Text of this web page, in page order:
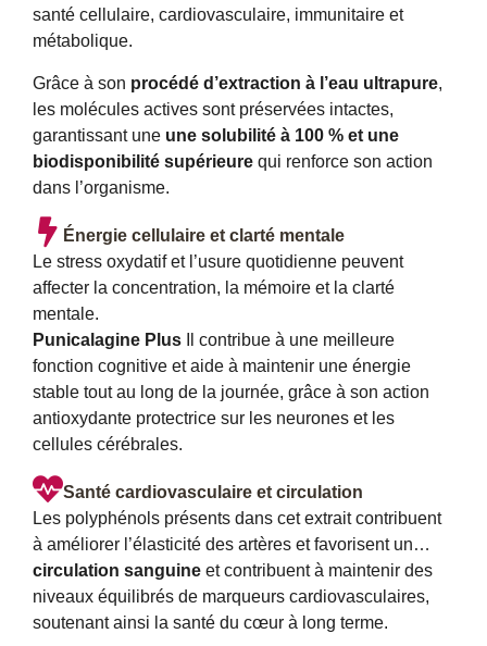
santé cellulaire, cardiovasculaire, immunitaire et
métabolique.
Grâce à son procédé d’extraction à l’eau ultrapure,
les molécules actives sont préservées intactes,
garantissant une une solubilité à 100 % et une
biodisponibilité supérieure qui renforce son action
dans l’organisme.
Énergie cellulaire et clarté mentale
Le stress oxydatif et l’usure quotidienne peuvent
affecter la concentration, la mémoire et la clarté
mentale.
Punicalagine Plus Il contribue à une meilleure
fonction cognitive et aide à maintenir une énergie
stable tout au long de la journée, grâce à son action
antioxydante protectrice sur les neurones et les
cellules cérébrales.
Santé cardiovasculaire et circulation
Les polyphénols présents dans cet extrait contribuent
à améliorer l’élasticité des artères et favorisent un…
circulation sanguine et contribuent à maintenir des
niveaux équilibrés de marqueurs cardiovasculaires,
soutenant ainsi la santé du cœur à long terme.